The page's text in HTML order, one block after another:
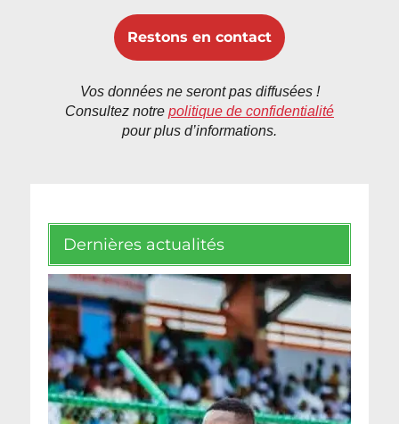
Vos données ne seront pas diffusées !
Consultez notre politique de confidentialité
pour plus d’informations.
Dernières actualités